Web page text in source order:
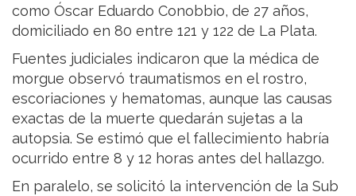
como Óscar Eduardo Conobbio, de 27 años,
domiciliado en 80 entre 121 y 122 de La Plata.
Fuentes judiciales indicaron que la médica de
morgue observó traumatismos en el rostro,
escoriaciones y hematomas, aunque las causas
exactas de la muerte quedarán sujetas a la
autopsia. Se estimó que el fallecimiento habría
ocurrido entre 8 y 12 horas antes del hallazgo.
En paralelo, se solicitó la intervención de la Sub